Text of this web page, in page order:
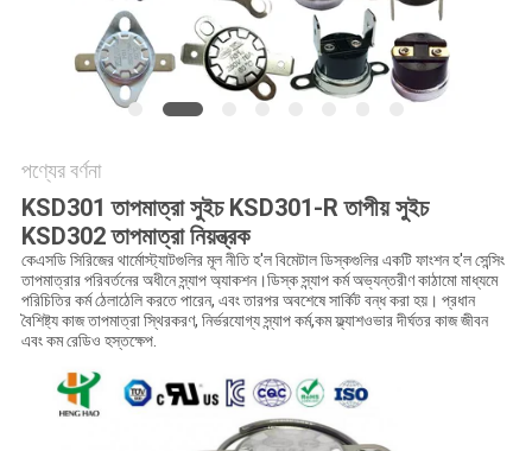
PRIVACY
পণ্যের বর্ণনা
KSD301 তাপমাত্রা সুইচ KSD301-R তাপীয় সুইচ
KSD302 তাপমাত্রা নিয়ন্ত্রক
কেএসডি সিরিজের থার্মোস্ট্যাটগুলির মূল নীতি হ'ল বিমেটাল ডিস্কগুলির একটি ফাংশন হ'ল সেন্সিং
তাপমাত্রার পরিবর্তনের অধীনে স্ন্যাপ অ্যাকশন।ডিস্ক স্ন্যাপ কর্ম অভ্যন্তরীণ কাঠামো মাধ্যমে
পরিচিতির কর্ম ঠেলাঠেলি করতে পারেন, এবং তারপর অবশেষে সার্কিট বন্ধ করা হয়। প্রধান
বৈশিষ্ট্য কাজ তাপমাত্রা স্থিরকরণ, নির্ভরযোগ্য স্ন্যাপ কর্ম,কম ফ্ল্যাশওভার দীর্ঘতর কাজ জীবন
এবং কম রেডিও হস্তক্ষেপ.